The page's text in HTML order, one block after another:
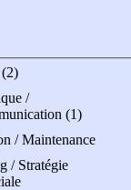
/
(1)
/ Maintenance
/ Stratégie